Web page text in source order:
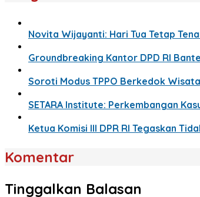
Novita Wijayanti: Hari Tua Tetap
Groundbreaking Kantor DPD RI
Soroti Modus TPPO Berkedok
SETARA Institute: Perkembangan
Ketua Komisi III DPR RI Tegaskan
Komentar
Tinggalkan Balasan